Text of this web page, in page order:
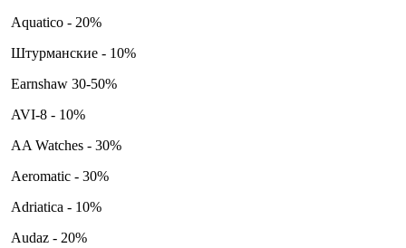
Aquatico - 20%
Штурманские - 10%
Earnshaw 30-50%
AVI-8 - 10%
AA Watches - 30%
Aeromatic - 30%
Adriatica - 10%
Audaz - 20%